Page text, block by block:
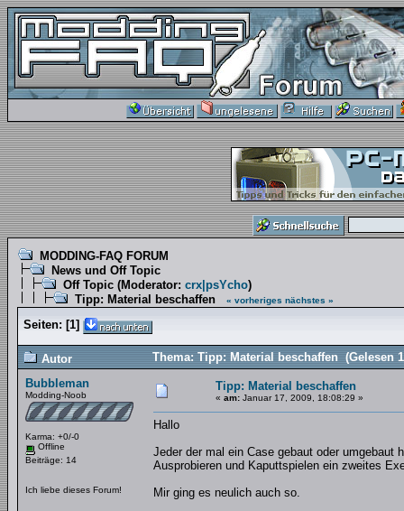
MODDING-FAQ FORUM
News und Off Topic
Off Topic (Moderator: crx|psYcho)
Tipp: Material beschaffen
« vorheriges nächstes »
Seiten: [1]
Autor
Thema: Tipp: Material beschaffen (Gelesen
Bubbleman
Modding-Noob
Karma: +0/-0
Offline
Beiträge: 14
Ich liebe dieses Forum!
Tipp: Material beschaffen
« am: Januar 17, 2009, 18:08:29 »
Hallo
Jeder der mal ein Case gebaut oder umgebaut
Ausprobieren und Kaputtspielen ein zweites
Mir ging es neulich auch so.